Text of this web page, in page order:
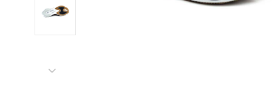
Libros, revistas y comics
Súpermercado